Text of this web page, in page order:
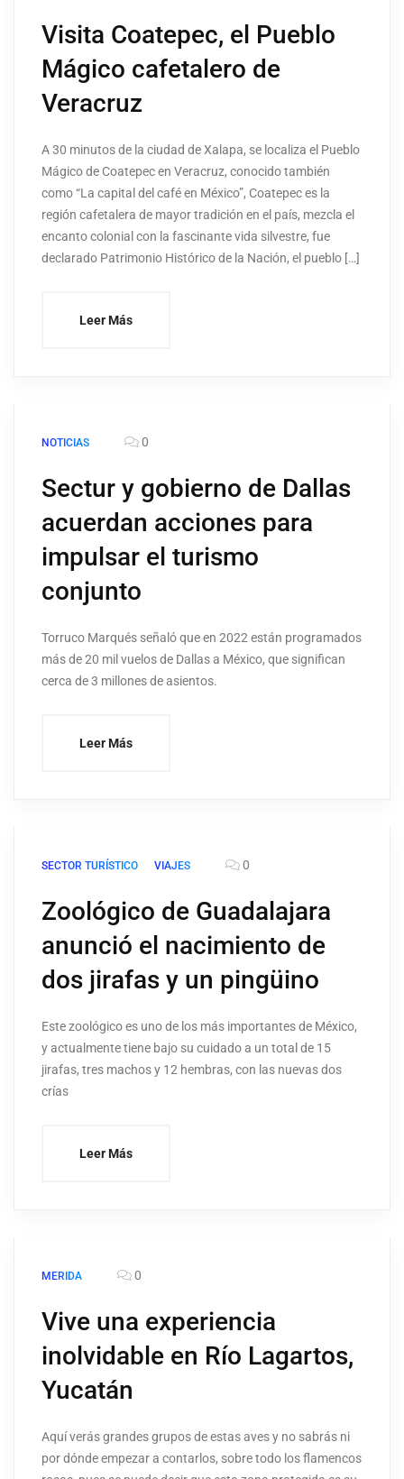
Visita Coatepec, el Pueblo
Mágico cafetalero de
Veracruz
A 30 minutos de la ciudad de Xalapa, se localiza el Pueblo
Mágico de Coatepec en Veracruz, conocido también
como “La capital del café en México”, Coatepec es la
región cafetalera de mayor tradición en el país, mezcla el
encanto colonial con la fascinante vida silvestre, fue
declarado Patrimonio Histórico de la Nación, el pueblo […]
Leer Más
NOTICIAS 0
Sectur y gobierno de Dallas
acuerdan acciones para
impulsar el turismo
conjunto
Torruco Marqués señaló que en 2022 están programados
más de 20 mil vuelos de Dallas a México, que significan
cerca de 3 millones de asientos.
Leer Más
SECTOR TURÍSTICO VIAJES 0
Zoológico de Guadalajara
anunció el nacimiento de
dos jirafas y un pingüino
Este zoológico es uno de los más importantes de México,
y actualmente tiene bajo su cuidado a un total de 15
jirafas, tres machos y 12 hembras, con las nuevas dos
crías
Leer Más
MERIDA 0
Vive una experiencia
inolvidable en Río Lagartos,
Yucatán
Aquí verás grandes grupos de estas aves y no sabrás ni
por dónde empezar a contarlos, sobre todo los flamencos